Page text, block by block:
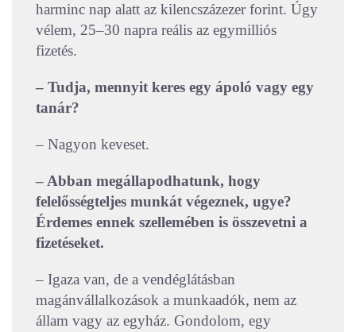
harminc nap alatt az kilencszázezer forint. Úgy
vélem, 25–30 napra reális az egymilliós
fizetés.
– Tudja, mennyit keres egy ápoló vagy egy
tanár?
– Nagyon keveset.
– Abban megállapodhatunk, hogy
felelősségteljes munkát végeznek, ugye?
Érdemes ennek szellemében is összevetni a
fizetéseket.
– Igaza van, de a vendéglátásban
magánvállalkozások a munkaadók, nem az
állam vagy az egyház. Gondolom, egy